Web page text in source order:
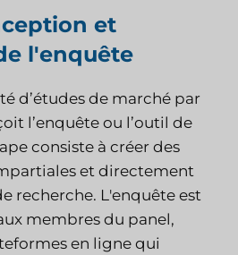
et
l'enquête
d’études de marché par
l’enquête ou l’outil de
consiste à créer des
et directement
recherche. L'enquête est
membres du panel,
en ligne qui